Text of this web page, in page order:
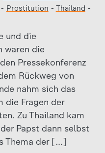
Prostitution - Thailand -
und die
waren die
Pressekonferenz
Rückweg von
nahm sich das
die Fragen der
Zu Thailand kam
Papst dann selbst
Thema der […]